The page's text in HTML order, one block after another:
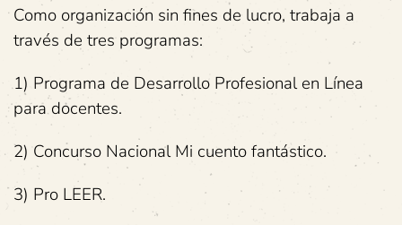
Como organización sin fines de lucro, trabaja a
través de tres programas:
1) Programa de Desarrollo Profesional en Línea
para docentes.
2) Concurso Nacional Mi cuento fantástico.
3) Pro LEER.